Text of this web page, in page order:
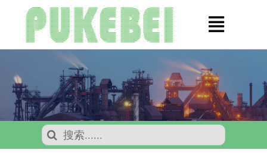
切
导
航
产品
石墨回收
搜
索：